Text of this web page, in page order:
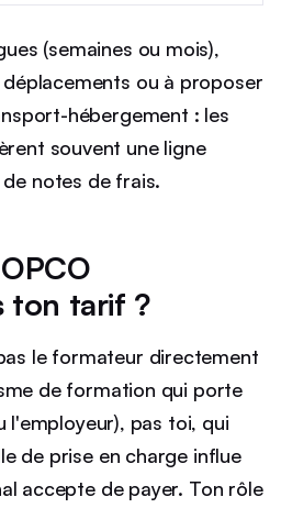
(semaines ou mois),
ou à proposer
hébergement : les
souvent une ligne
notes de frais.
ton tarif ?
le formateur directement
de formation qui porte
l'employeur), pas toi, qui
de prise en charge influe
accepte de payer. Ton rôle